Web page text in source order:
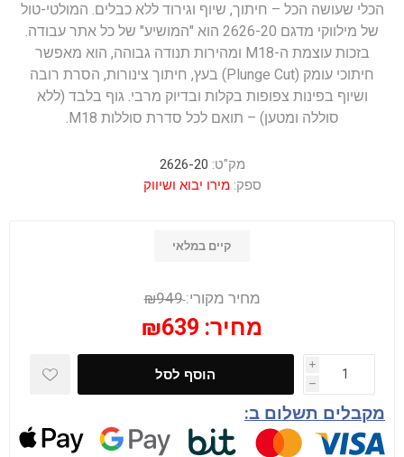
הכלי שעושה הכל – חיתוך, שיוף וגירוד ללא כבלים. המולטי-טול
של מילווקי מדגם 2626-20 הוא "המושיע" של כל אתר עבודה.
בזכות עוצמת ה-M18 ומהירות תנודה גבוהה, הוא מאפשר
חיתוכי עומק (Plunge Cut) בעץ, חיתוך צינורות, הסרת רובה
ושיוף בפינות צפופות בקלות ובדיוק מרבי. גוף בלבד (ללא
סוללה ומטען) – תואם לכל סדרת סוללות M18.
מק"ט: 2626-20
ספק: מירו יבוא ושיווק
קיים במלאי
מחיר מקורי:₪949
מחיר: ₪639
i
h
הוסף לסל
מקבלים תשלום ב: